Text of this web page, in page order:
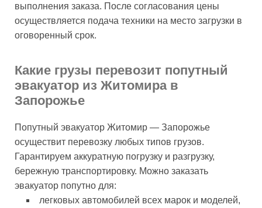
выполнения заказа. После согласования цены
осуществляется подача техники на место загрузки в
оговоренный срок.
Какие грузы перевозит попутный
эвакуатор из Житомира в
Запорожье
Попутный эвакуатор Житомир — Запорожье
осуществит перевозку любых типов грузов.
Гарантируем аккуратную погрузку и разгрузку,
бережную транспортировку. Можно заказать
эвакуатор попутно для:
легковых автомобилей всех марок и моделей,